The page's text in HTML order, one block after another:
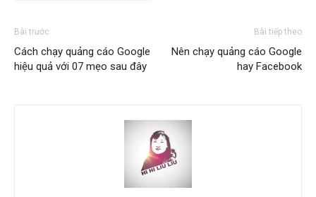
Bài trước
Cách chạy quảng cáo Google
hiệu quả với 07 mẹo sau đây
Bài tiếp theo
Nên chạy quảng cáo Google
hay Facebook